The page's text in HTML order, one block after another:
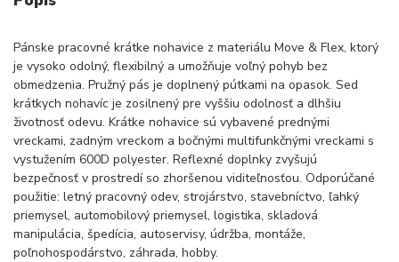
Pánske pracovné krátke nohavice z materiálu Move & Flex, ktorý
je vysoko odolný, flexibilný a umožňuje voľný pohyb bez
obmedzenia. Pružný pás je doplnený pútkami na opasok. Sed
krátkych nohavíc je zosilnený pre vyššiu odolnosť a dlhšiu
životnosť odevu. Krátke nohavice sú vybavené prednými
vreckami, zadným vreckom a bočnými multifunkčnými vreckami s
vystužením 600D polyester. Reflexné doplnky zvyšujú
bezpečnosť v prostredí so zhoršenou viditeľnosťou. Odporúčané
použitie: letný pracovný odev, strojárstvo, stavebníctvo, ľahký
priemysel, automobilový priemysel, logistika, skladová
manipulácia, špedícia, autoservisy, údržba, montáže,
poľnohospodárstvo, záhrada, hobby.